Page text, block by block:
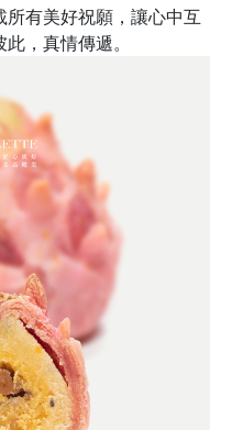
有美好祝願，讓心中互
，真情傳遞。